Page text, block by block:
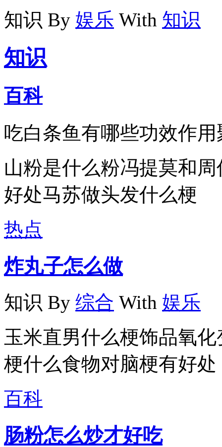
知识 By 娱乐 With 知识
知识
百科
吃白条鱼有哪些功效作
山粉是什么粉冯提莫和
好处马苏做头发什么梗
热点
炸丸子怎么做
知识 By 综合 With 娱乐
玉米直男什么梗饰品氧
梗什么食物对脑梗有好处
百科
肠粉怎么炒才好吃